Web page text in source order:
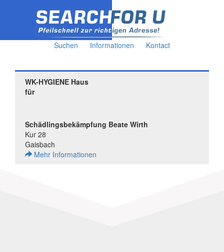
Suchen Informationen Kontact
WK-HYGIENE Haus
für
Schädlingsbekämpfung Beate Wirth
Kur 28
Gaisbach
Mehr Informationen